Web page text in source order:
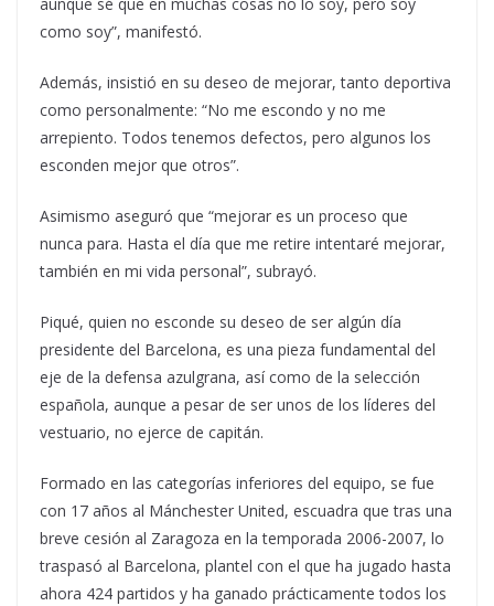
como soy”, manifestó.
Además, insistió en su deseo de mejorar, tanto deportiva
como personalmente: “No me escondo y no me
arrepiento. Todos tenemos defectos, pero algunos los
esconden mejor que otros”.
Asimismo aseguró que “mejorar es un proceso que
nunca para. Hasta el día que me retire intentaré mejorar,
también en mi vida personal”, subrayó.
Piqué, quien no esconde su deseo de ser algún día
presidente del Barcelona, es una pieza fundamental del
eje de la defensa azulgrana, así como de la selección
española, aunque a pesar de ser unos de los líderes del
vestuario, no ejerce de capitán.
Formado en las categorías inferiores del equipo, se fue
con 17 años al Mánchester United, escuadra que tras una
breve cesión al Zaragoza en la temporada 2006-2007, lo
traspasó al Barcelona, plantel con el que ha jugado hasta
ahora 424 partidos y ha ganado prácticamente todos los